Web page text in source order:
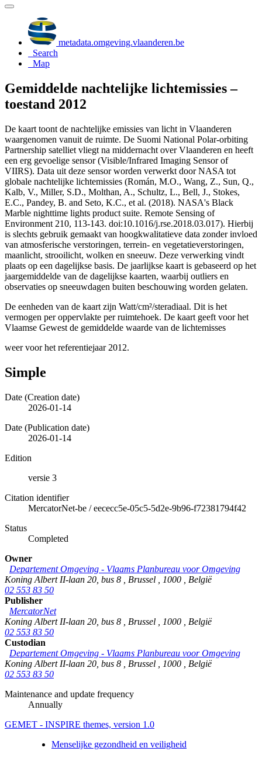
metadata.omgeving.vlaanderen.be
Search
Map
Gemiddelde nachtelijke lichtemissies –
toestand 2012
De kaart toont de nachtelijke emissies van licht in Vlaanderen
waargenomen vanuit de ruimte. De Suomi National Polar-orbiting
Partnership satelliet vliegt na middernacht over Vlaanderen en heeft
een erg gevoelige sensor (Visible/Infrared Imaging Sensor of
VIIRS). Data uit deze sensor worden verwerkt door NASA tot
globale nachtelijke lichtemissies (Román, M.O., Wang, Z., Sun, Q.,
Kalb, V., Miller, S.D., Molthan, A., Schultz, L., Bell, J., Stokes,
E.C., Pandey, B. and Seto, K.C., et al. (2018). NASA's Black
Marble nighttime lights product suite. Remote Sensing of
Environment 210, 113-143. doi:10.1016/j.rse.2018.03.017). Hierbij
is slechts gebruik gemaakt van hoogkwalitatieve data zonder invloed
van atmosferische verstoringen, terrein- en vegetatieverstoringen,
maanlicht, strooilicht, wolken en sneeuw. Deze verwerking vindt
plaats op een dagelijkse basis. De jaarlijkse kaart is gebaseerd op het
jaargemiddelde van de dagelijkse kaarten, waarbij outliers en
observaties op sneeuwdagen buiten beschouwing worden gelaten.
De eenheden van de kaart zijn Watt/cm²/steradiaal. Dit is het
vermogen per oppervlakte per ruimtehoek. De kaart geeft voor het
Vlaamse Gewest de gemiddelde waarde van de lichtemisses
weer voor het referentiejaar 2012.
Simple
Date (Creation date)
2026-01-14
Date (Publication date)
2026-01-14
Edition
versie 3
Citation identifier
MercatorNet-be /eececc5e-05c5-5d2e-9b96-f72381794f42
Status
Completed
Owner
Departement Omgeving - Vlaams Planbureau voor Omgeving
Koning Albert II-laan 20, bus 8
Brussel 1000
België
02 553 83 50
Publisher
MercatorNet
Koning Albert II-laan 20, bus 8
Brussel 1000
België
02 553 83 50
Custodian
Departement Omgeving - Vlaams Planbureau voor Omgeving
Koning Albert II-laan 20, bus 8
Brussel 1000
België
02 553 83 50
Maintenance and update frequency
Annually
GEMET - INSPIRE themes, version 1.0
Menselijke gezondheid en veiligheid